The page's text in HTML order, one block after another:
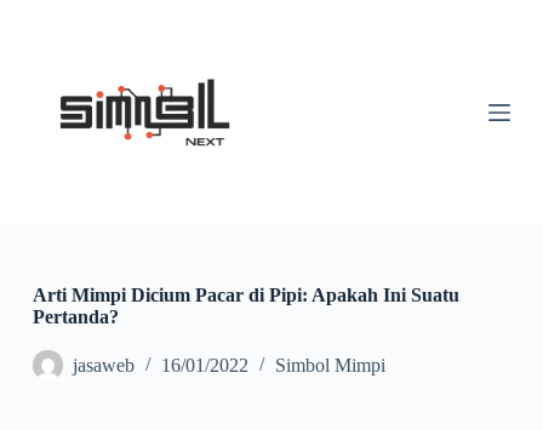
Arti Mimpi Dicium Pacar di Pipi: Apakah Ini Suatu
Pertanda?
jasaweb 16/01/2022 Simbol Mimpi